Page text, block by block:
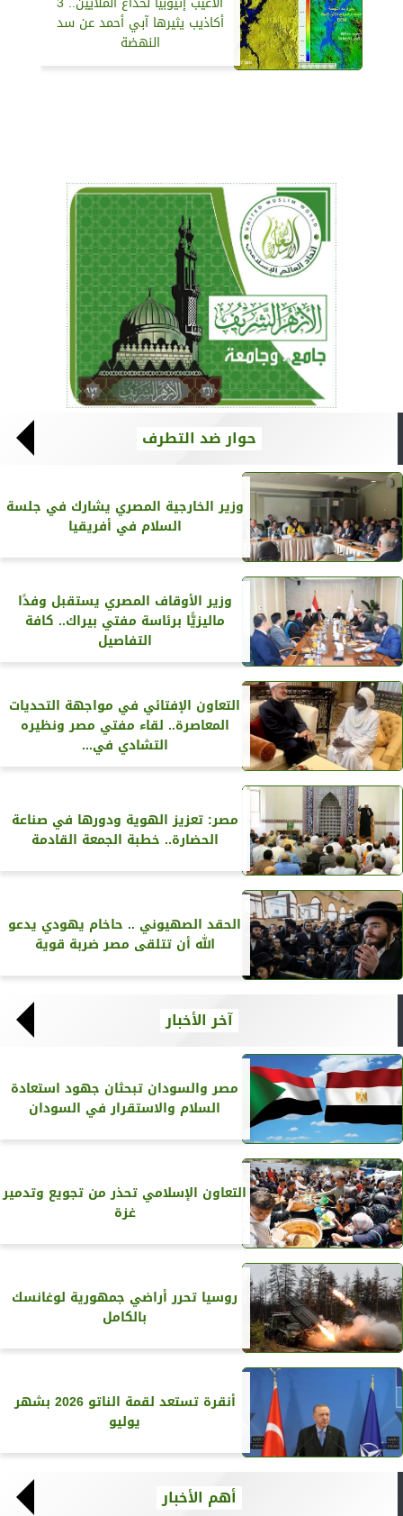
أكاذيب يثيرها آبي أحمد عن سد
النهضة
حوار ضد التطرف
وزير الخارجية المصري يشارك في جلسة
السلام في أفريقيا
وزير الأوقاف المصري يستقبل وفدًا
ماليزيًّا برئاسة مفتي بيراك.. كافة
التفاصيل
التعاون الإفتائي في مواجهة التحديات
المعاصرة.. لقاء مفتي مصر ونظيره
التشادي في...
مصر: تعزيز الهوية ودورها في صناعة
الحضارة.. خطبة الجمعة القادمة
الحقد الصهيوني .. حاخام يهودي يدعو
الله أن تتلقى مصر ضربة قوية
آخر الأخبار
مصر والسودان تبحثان جهود استعادة
السلام والاستقرار في السودان
التعاون الإسلامي تحذر من تجويع وتدمير
غزة
روسيا تحرر أراضي جمهورية لوغانسك
بالكامل
أنقرة تستعد لقمة الناتو 2026 بشهر
يوليو
أهم الأخبار